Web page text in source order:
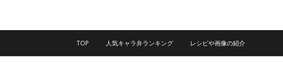
TOP 人気キャラ弁ランキング レシピや画像の紹介